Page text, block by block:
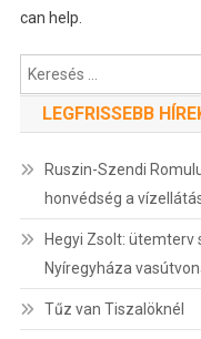
can help.
Keresés:
LEGFRISSEBB
Ruszin-Szendi
honvédség a
Hegyi Zsolt:
Nyíregyháza
Tűz van Tiszalöknél